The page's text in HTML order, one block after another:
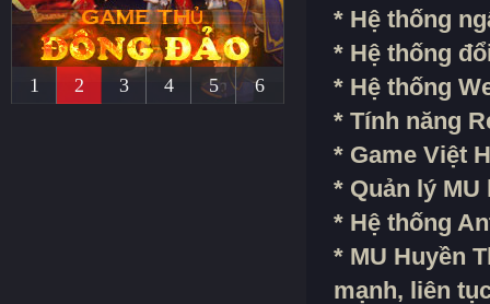
1 2 3 4 5 6
* Hệ thống
* Hệ thống
* Hệ thống
* Tính năng
* Game Việt
* Quản lý
* Hệ thống
* MU Huyền
mạnh, liên